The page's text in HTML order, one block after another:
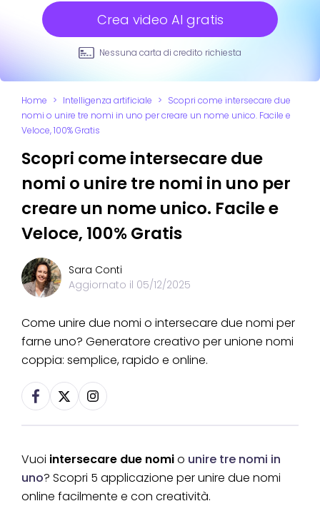
Crea video AI gratis
Nessuna carta di credito richiesta
Home > Intelligenza artificiale > Scopri come intersecare due
nomi o unire tre nomi in uno per creare un nome unico. Facile e
Veloce, 100% Gratis
Scopri come intersecare due
nomi o unire tre nomi in uno per
creare un nome unico. Facile e
Veloce, 100% Gratis
Sara Conti
Aggiornato il 05/12/2025
Come unire due nomi o intersecare due nomi per
farne uno? Generatore creativo per unione nomi
coppia: semplice, rapido e online.
Vuoi intersecare due nomio unire tre nomi in
uno? Scopri 5 applicazione per unire due nomi
online facilmente e con creatività.